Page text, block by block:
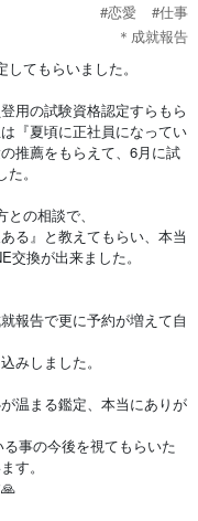
#恋愛
#仕事
＊成就報告
てもらいました。
用の試験資格認定すらもら
『夏頃に正社員になってい
推薦をもらえて、6月に試
。
の相談で、
る』と教えてもらい、本当
換が出来ました。
報告で更に予約が増えて自
みしました。
温まる鑑定、本当にありが
事の今後を視てもらいた
す。